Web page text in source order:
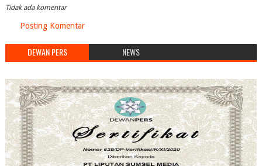
Tidak ada komentar
Posting Komentar
DEWAN PERS NEWS